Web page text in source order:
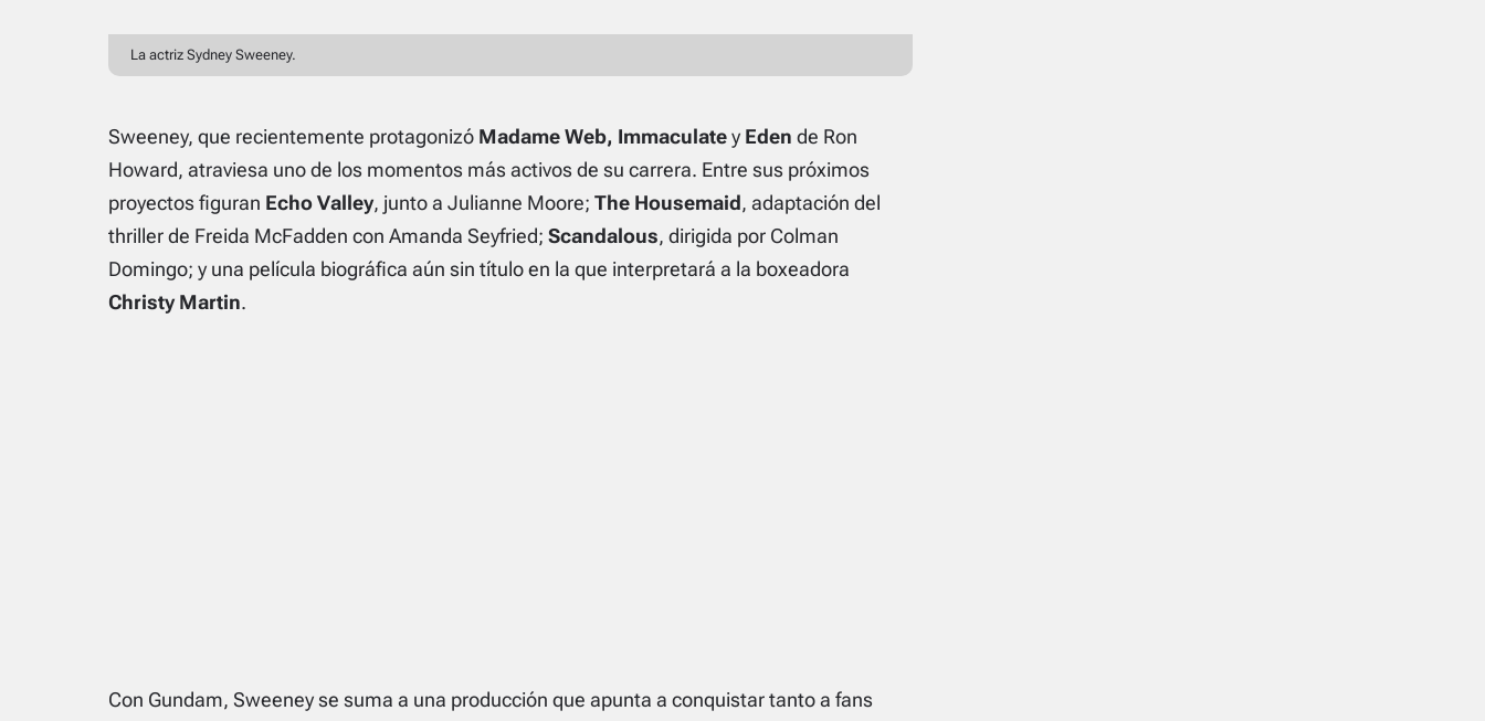
La actriz Sydney Sweeney.
Sweeney, que recientemente protagonizó Madame Web, Immaculatey Eden de Ron
Howard, atraviesa uno de los momentos más activos de su carrera. Entre sus próximos
proyectos figuran Echo Valley, junto a Julianne Moore; The Housemaid, adaptación del
thriller de Freida McFadden con Amanda Seyfried; Scandalous, dirigida por Colman
Domingo; y una película biográfica aún sin título en la que interpretará a la boxeadora
Christy Martin.
Con Gundam, Sweeney se suma a una producción que apunta a conquistar tanto a fans